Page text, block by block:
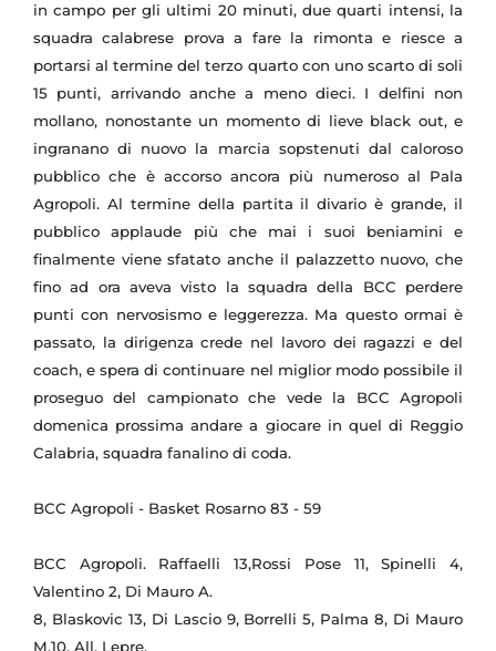
in campo per gli ultimi 20 minuti, due quarti intensi, la
squadra calabrese prova a fare la rimonta e riesce a
portarsi al termine del terzo quarto con uno scarto di soli
15 punti, arrivando anche a meno dieci. I delfini non
mollano, nonostante un momento di lieve black out, e
ingranano di nuovo la marcia sopstenuti dal caloroso
pubblico che è accorso ancora più numeroso al Pala
Agropoli. Al termine della partita il divario è grande, il
pubblico applaude più che mai i suoi beniamini e
finalmente viene sfatato anche il palazzetto nuovo, che
fino ad ora aveva visto la squadra della BCC perdere
punti con nervosismo e leggerezza. Ma questo ormai è
passato, la dirigenza crede nel lavoro dei ragazzi e del
coach, e spera di continuare nel miglior modo possibile il
proseguo del campionato che vede la BCC Agropoli
domenica prossima andare a giocare in quel di Reggio
Calabria, squadra fanalino di coda.
BCC Agropoli - Basket Rosarno 83 - 59
BCC Agropoli. Raffaelli 13,Rossi Pose 11, Spinelli 4,
Valentino 2, Di Mauro A.
8, Blaskovic 13, Di Lascio 9, Borrelli 5, Palma 8, Di Mauro
M.10. All. Lepre.